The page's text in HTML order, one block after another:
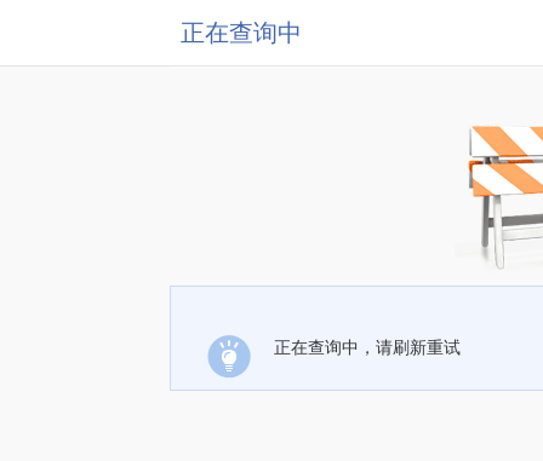
正在查询中
正在查询中，请刷新重试